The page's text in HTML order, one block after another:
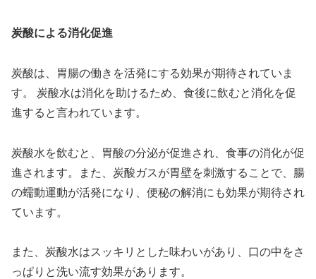
炭酸による消化促進
炭酸は、胃腸の働きを活発にする効果が期待されていま
す。 炭酸水は消化を助けるため、食後に飲むと消化を促
進すると言われています。
炭酸水を飲むと、胃酸の分泌が促進され、食事の消化が促
進されます。また、炭酸ガスが胃壁を刺激することで、腸
の蠕動運動が活発になり、便秘の解消にも効果が期待され
ています。
また、炭酸水はスッキリとした味わいがあり、口の中をさ
っぱりと洗い流す効果があります。